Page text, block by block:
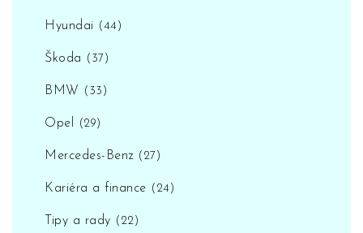
Hyundai (44)
Škoda (37)
BMW (33)
Opel (29)
Mercedes-Benz (27)
Kariéra a finance (24)
Tipy a rady (22)